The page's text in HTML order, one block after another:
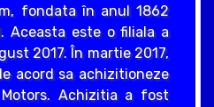
fondata în anul 1862
Aceasta este o filiala a
2017. În martie 2017,
acord sa achizitioneze
Achizitia a fost